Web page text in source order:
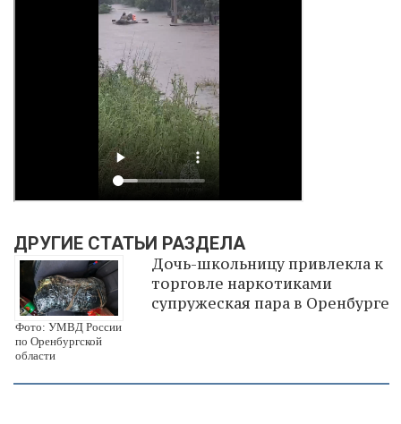
ДРУГИЕ СТАТЬИ РАЗДЕЛА
Фото: УМВД России
по Оренбургской
области
Дочь-школьницу привлекла к
торговле наркотиками
супружеская пара в Оренбурге